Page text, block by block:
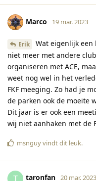
Marco 19 mar. 2023
Erik
Wat eigenlijk een
niet meer met andere
organiseren met ACE,
weet nog wel in het
FKF meeging. Zo had je
de parken ook de moeite
Dit jaar is er ook een
wij niet aanhaken met de
msnguyvindt dit leuk.
T taronfan 20 mar. 2023